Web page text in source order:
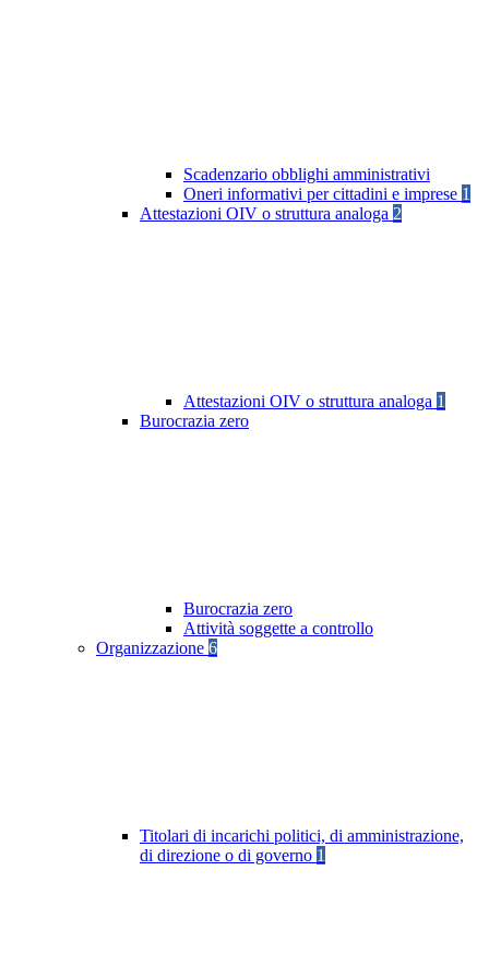
Scadenzario obblighi amministrativi
Oneri informativi per cittadini e imprese 1
Attestazioni OIV o struttura analoga 2
Attestazioni OIV o struttura analoga 1
Burocrazia zero
Burocrazia zero
Attività soggette a controllo
Organizzazione 6
Titolari di incarichi politici, di amministrazione,
di direzione o di governo 1